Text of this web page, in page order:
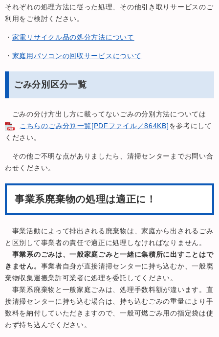
それぞれの処理方法に従った処理、その他引き取りサービスのご
利用をご検討ください。
・ 家電リサイクル品の処分方法について
・ 家庭用パソコンの回収サービスについて
ごみ分別区分一覧
ごみの分け方出し方に載ってないごみの分別方法については
こちらのごみ分別一覧[PDFファイル／864KB]を参考にして
ください。
その他ご不明な点がありましたら、清掃センターまでお問い合
わせください。
事業系廃棄物の処理は適正に！
事業活動によって排出される廃棄物は、家庭から出されるごみ
と区別して事業者の責任で適正に処理しなければなりません。
事業系のごみは、一般家庭ごみと一緒に集積所に出すことはで
きません。 事業者自身が直接清掃センターに持ち込むか、一般廃
棄物収集運搬業許可業者に処理を委託してください。
事業系廃棄物と一般家庭ごみは、処理手数料額が違います。直
接清掃センターに持ち込む場合は、持ち込むごみの重量により手
数料を納付していただきますので、一般可燃ごみ用の指定袋は使
わず持ち込んでください。